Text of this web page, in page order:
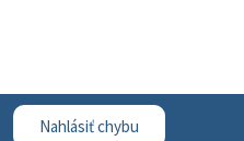
Nahlásiť chybu